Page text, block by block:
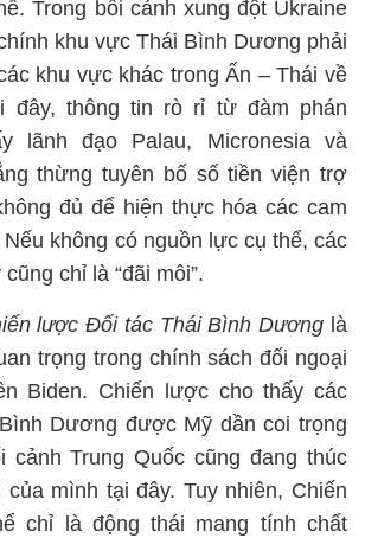
Trong bối cảnh xung đột Ukraine
khu vực Thái Bình Dương phải
khu vực khác trong Ấn – Thái về
đây, thông tin rò rỉ từ đàm phán
lãnh đạo Palau, Micronesia và
thừng tuyên bố số tiền viện trợ
đủ để hiện thực hóa các cam
Nếu không có nguồn lực cụ thể, các
chỉ là “đãi môi”.
lược Đối tác Thái Bình Dương là
trọng trong chính sách đối ngoại
Biden. Chiến lược cho thấy các
Dương được Mỹ dần coi trọng
cảnh Trung Quốc cũng đang thúc
mình tại đây. Tuy nhiên, Chiến
chỉ là động thái mang tính chất